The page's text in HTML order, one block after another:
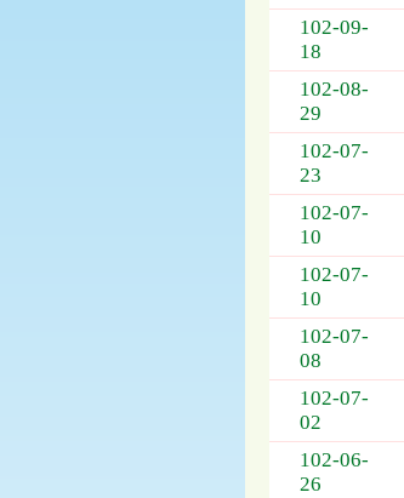
標
期、
期、
公
102-09-
18
102-08-
29
102-07-
23
102-07-
10
102-07-
10
102-07-
08
102-07-
02
102-06-
26